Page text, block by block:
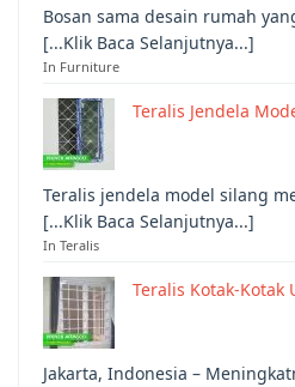
Bosan sama desain rumah
[...Klik Baca Selanjutnya...]
In Furniture
Teralis Jendela
Teralis jendela model silang
[...Klik Baca Selanjutnya...]
In Teralis
Teralis Kotak-
Jakarta, Indonesia –